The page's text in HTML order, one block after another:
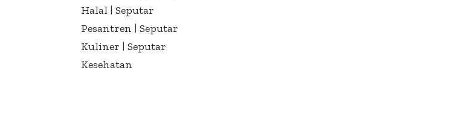
Halal | Seputar
Pesantren | Seputar
Kuliner | Seputar
Kesehatan